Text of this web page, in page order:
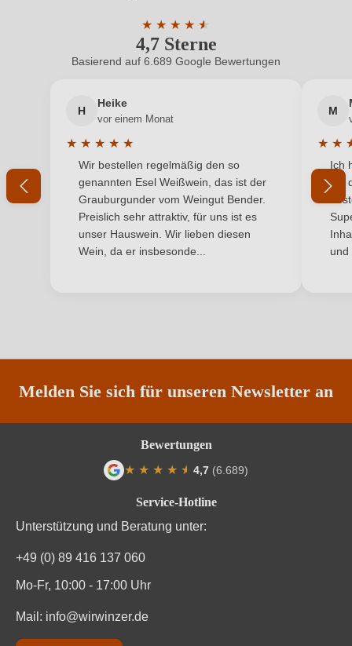
Weingut Frotzler, Schrattenthal 10, 2073
Schrattenthal, Österreich
Land Österreich
Ort Steinbreiten
Qualitätswein
Weinart Weißwein
Neuer Kunde? Neuer Kunde?
Ihre E-Mail-Adresse
Ihr Passwort
Ich habe mein Passwort vergessen
4,7 Sterne
★ ★ ★ ★ ★
★
Durchschnittliche Bewertung von 4.7
Basierend auf 6.689 Google Bewertungen
H
Heike
vor einem Monat
★ ★ ★ ★ ★
Durchschnittliche Bewertung von 5 von 5 Sternen
Wir bestellen regelmäßig den so
genannten Esel Weißwein, das ist der
Grauburgunder vom Weingut Bender.
Preislich sehr attraktiv, für uns ist es
unser Hauswein. Wir lieben diesen
Wein, da er insbesonde...
M
★ ★
Ich
mit
und
Melden Sie sich für unseren Newsletter an
Service-Hotline
Unterstützung und Beratung unter:
+49 (0) 89 416 137 060
Mo-Fr, 10:00 - 17:00 Uhr
Mail: info@wirwinzer.de
Bewertungen
★ ★ ★ ★ ★
★ 4,7 (6.689)